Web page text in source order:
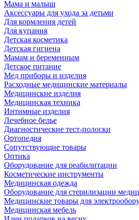
Мама и малыш
Аксессуары для ухода за детьми
Для кормления детей
Для купания
Детская косметика
Детская гигиена
Мамам и беременным
Детское питание
Мед приборы и изделия
Расходные медицинские материалы
Медицинские изделия
Медицинская техника
Интимные изделия
Лечебное белье
Диагностические тест-полоски
Ортопедия
Сопутствующие товары
Оптика
Оборудование для реабилитации
Косметические инструменты
Медицинская одежда
Оборудование для стерилизации
Медицинские товары для
Медицинская мебель